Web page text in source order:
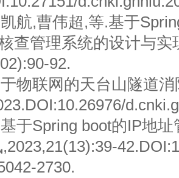
航,曹伟超,等.基于
查管理系统的设计与实
92.
物联网的天台山隧道
于Spring boot的IP地
2730.